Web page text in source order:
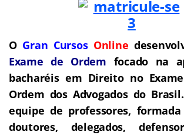
O Gran Cursos Online
Exame de Ordem focado na
bacharéis em Direito no
Ordem dos Advogados do Brasil.
equipe de professores,
doutores, delegados,